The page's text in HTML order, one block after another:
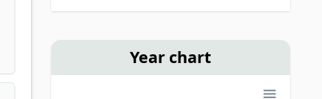
Year chart